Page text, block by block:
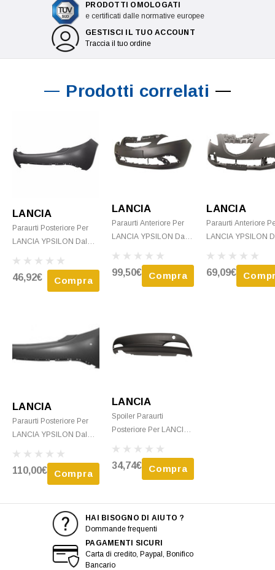
PRODOTTI OMOLOGATI
e certificati dalle normative europee
GESTISCI IL TUO ACCOUNT
Traccia il tuo ordine
Prodotti correlati
LANCIA
Paraurti Posteriore Per
LANCIA YPSILON Dal
46,92€ Compra
LANCIA
Paraurti Anteriore Per
LANCIA YPSILON Dal
99,50€ Compra
LANCIA
Paraurti Anteriore
LANCIA YPSILON
Verniciare
69,09€
LANCIA
Paraurti Posteriore Per
LANCIA YPSILON Dal
Fori Per Sensori Di
Parcheggio (PDC) Nuovo
110,00€ Compra
LANCIA
Spoiler Paraurti
Posteriore Per LANCIA
2015 Nuovo
34,74€ Compra
HAI BISOGNO DI AIUTO ?
Dommande frequenti
PAGAMENTI SICURI
Carta di credito, Paypal, Bonifico
Bancario